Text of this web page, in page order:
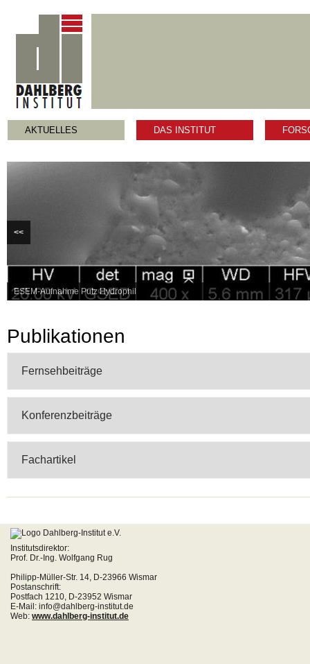
AKTUELLES DAS INSTITUT
ESEM-Aufnahme Putz Hydrophil
<<
Publikationen
Fernsehbeiträge
Konferenzbeiträge
Fachartikel
Institutsdirektor:
Prof. Dr.-Ing. Wolfgang Rug
Philipp-Müller-Str. 14, D-23966 Wismar
Postanschrift:
Postfach 1210, D-23952 Wismar
E-Mail: info@dahlberg-institut.de
Web: www.dahlberg-institut.de